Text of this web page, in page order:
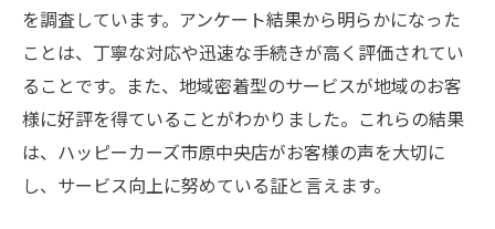
を調査しています。アンケート結果から明らかになった
ことは、丁寧な対応や迅速な手続きが高く評価されてい
ることです。また、地域密着型のサービスが地域のお客
様に好評を得ていることがわかりました。これらの結果
は、ハッピーカーズ市原中央店がお客様の声を大切に
し、サービス向上に努めている証と言えます。